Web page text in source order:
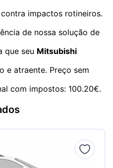
impactos rotineiros.
de nossa solução de
que seu Mitsubishi
e atraente. Preço sem
com impostos: 100.20€.